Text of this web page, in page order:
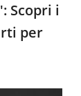
Scopri i
per